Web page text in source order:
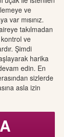
ve
var mısınız.
takılmadan
ve
Şimdi
harika
edin. En
sizlerde
asla izin